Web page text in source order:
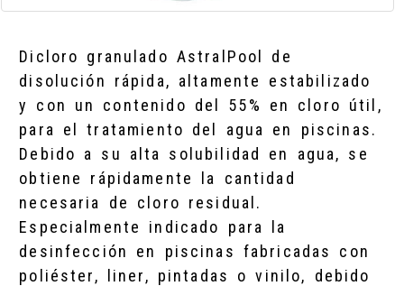
Dicloro granulado AstralPool de
disolución rápida, altamente estabilizado
y con un contenido del 55% en cloro útil,
para el tratamiento del agua en piscinas.
Debido a su alta solubilidad en agua, se
obtiene rápidamente la cantidad
necesaria de cloro residual.
Especialmente indicado para la
desinfección en piscinas fabricadas con
poliéster, liner, pintadas o vinilo, debido